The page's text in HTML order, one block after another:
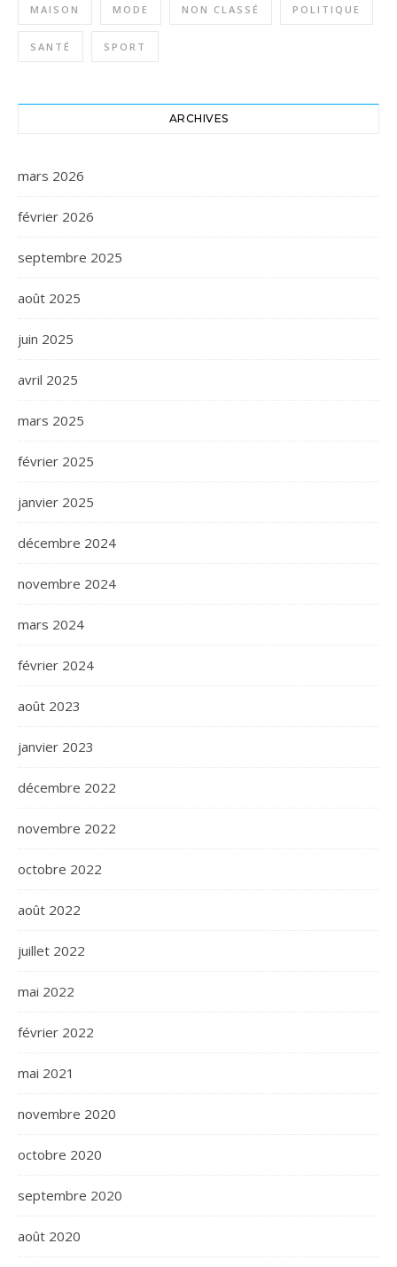
MAISON MODE NON CLASSÉ POLITIQUE
SANTÉ SPORT
ARCHIVES
mars 2026
février 2026
septembre 2025
août 2025
juin 2025
avril 2025
mars 2025
février 2025
janvier 2025
décembre 2024
novembre 2024
mars 2024
février 2024
août 2023
janvier 2023
décembre 2022
novembre 2022
octobre 2022
août 2022
juillet 2022
mai 2022
février 2022
mai 2021
novembre 2020
octobre 2020
septembre 2020
août 2020